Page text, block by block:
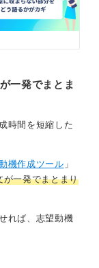
/Example→
りやすく伝
。
、理由には消
。具体的な
点にしない
助かる自治
てください。
一発でまとま
時間を短縮した
機作成ツール 」
が一発でまとまり
れば、志望動機